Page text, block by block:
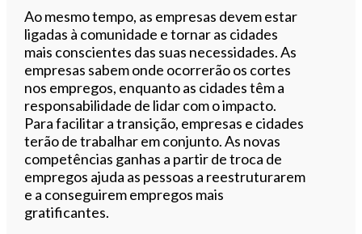
Ao mesmo tempo, as empresas devem estar
ligadas à comunidade e tornar as cidades
mais conscientes das suas necessidades. As
empresas sabem onde ocorrerão os cortes
nos empregos, enquanto as cidades têm a
responsabilidade de lidar com o impacto.
Para facilitar a transição, empresas e cidades
terão de trabalhar em conjunto. As novas
competências ganhas a partir de troca de
empregos ajuda as pessoas a reestruturarem
e a conseguirem empregos mais
gratificantes.